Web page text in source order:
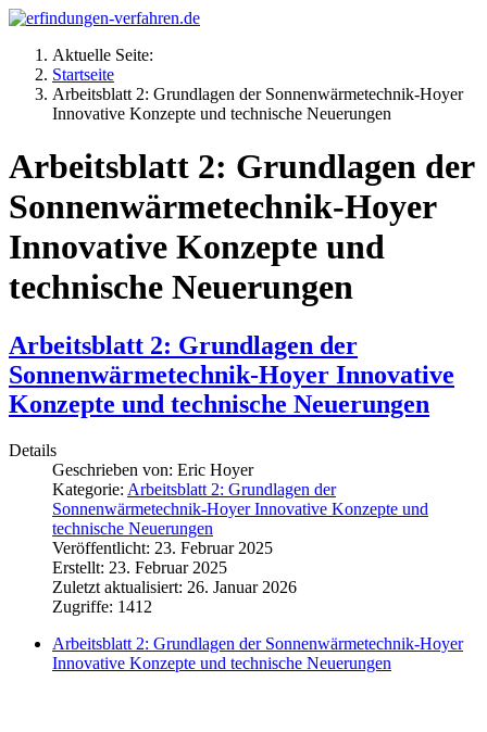
Aktuelle Seite:
Startseite
Arbeitsblatt 2: Grundlagen der Sonnenwärmetechnik-Hoyer
Innovative Konzepte und technische Neuerungen
Arbeitsblatt 2: Grundlagen der
Sonnenwärmetechnik-Hoyer
Innovative Konzepte und
technische Neuerungen
Arbeitsblatt 2: Grundlagen der
Sonnenwärmetechnik-Hoyer Innovative
Konzepte und technische Neuerungen
Details
Geschrieben von: Eric Hoyer
Kategorie: Arbeitsblatt 2: Grundlagen der
Sonnenwärmetechnik-Hoyer Innovative Konzepte und
technische Neuerungen
Veröffentlicht: 23. Februar 2025
Erstellt: 23. Februar 2025
Zuletzt aktualisiert: 26. Januar 2026
Zugriffe: 1412
Arbeitsblatt 2: Grundlagen der Sonnenwärmetechnik-Hoyer
Innovative Konzepte und technische Neuerungen